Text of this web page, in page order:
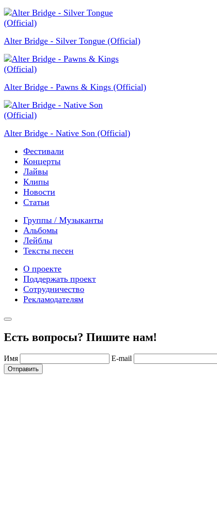
Alter Bridge - Silver Tongue (Official)
Alter Bridge - Pawns & Kings (Official)
Alter Bridge - Native Son (Official)
Фестивали
Концерты
Лайвы
Клипы
Новости
Статьи
Группы / Музыканты
Альбомы
Лейблы
Тексты песен
О проекте
Поддержать проект
Сотрудничество
Рекламодателям
Есть вопросы? Пишите нам!
Имя E-mail